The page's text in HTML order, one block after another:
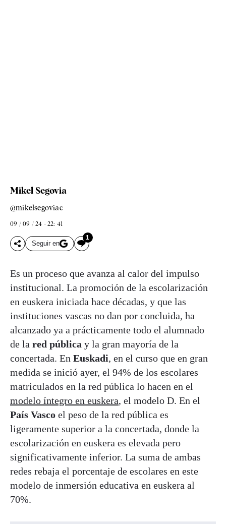
Mikel Segovia
@mikelsegoviac
09 / 09 / 24 - 22: 41
Seguir en
1
Es un proceso que avanza al calor del impulso
institucional. La promoción de la escolarización
en euskera iniciada hace décadas, y que las
instituciones vascas no dan por concluida, ha
alcanzado ya a prácticamente todo el alumnado
de la red pública y la gran mayoría de la
concertada. En Euskadi, en el curso que en gran
medida se inició ayer, el 94% de los escolares
matriculados en la red pública lo hacen en el
modelo íntegro en euskera, el modelo D. En el
País Vasco el peso de la red pública es
ligeramente superior a la concertada, donde la
escolarización en euskera es elevada pero
significativamente inferior. La suma de ambas
redes rebaja el porcentaje de escolares en este
modelo de inmersión educativa en euskera al
70%.